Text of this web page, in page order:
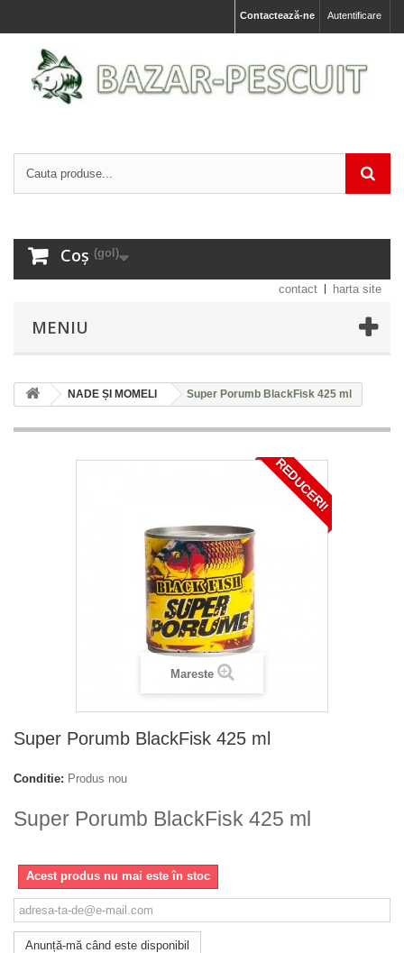
Autentificare
Contactează-ne
Coș (gol)
contact harta site
MENIU
NADE ȘI MOMELI Super Porumb BlackFisk 425 ml
REDUCERI!
Mareste
Super Porumb BlackFisk 425 ml
Conditie: Produs nou
Super Porumb BlackFisk 425 ml
Acest produs nu mai este în stoc
Anunță-mă când este disponibil